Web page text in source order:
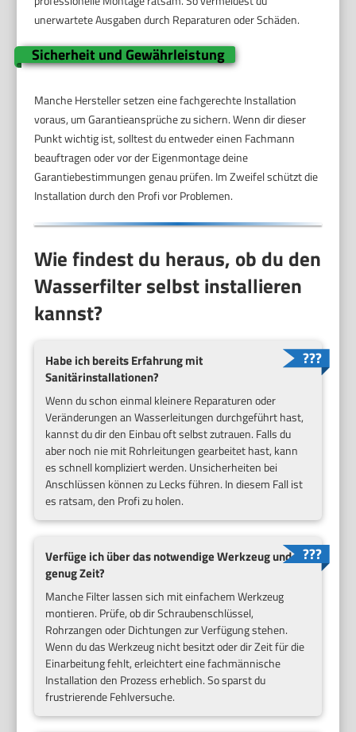
unerwartete Ausgaben durch Reparaturen oder Schäden.
Sicherheit und Gewährleistung
Manche Hersteller setzen eine fachgerechte Installation
voraus, um Garantieansprüche zu sichern. Wenn dir dieser
Punkt wichtig ist, solltest du entweder einen Fachmann
beauftragen oder vor der Eigenmontage deine
Garantiebestimmungen genau prüfen. Im Zweifel schützt die
Installation durch den Profi vor Problemen.
Wie findest du heraus, ob du den
Wasserfilter selbst installieren
kannst?
Habe ich bereits Erfahrung mit
Sanitärinstallationen?
Wenn du schon einmal kleinere Reparaturen oder
Veränderungen an Wasserleitungen durchgeführt hast,
kannst du dir den Einbau oft selbst zutrauen. Falls du
aber noch nie mit Rohrleitungen gearbeitet hast, kann
es schnell kompliziert werden. Unsicherheiten bei
Anschlüssen können zu Lecks führen. In diesem Fall ist
es ratsam, den Profi zu holen.
Verfüge ich über das notwendige Werkzeug und
genug Zeit?
Manche Filter lassen sich mit einfachem Werkzeug
montieren. Prüfe, ob dir Schraubenschlüssel,
Rohrzangen oder Dichtungen zur Verfügung stehen.
Wenn du das Werkzeug nicht besitzt oder dir Zeit für die
Einarbeitung fehlt, erleichtert eine fachmännische
Installation den Prozess erheblich. So sparst du
frustrierende Fehlversuche.